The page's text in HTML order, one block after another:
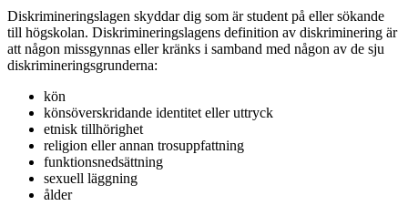
Diskrimineringslagen skyddar dig som är student på eller sökande
till högskolan. Diskrimineringslagens definition av diskriminering är
att någon missgynnas eller kränks i samband med någon av de sju
diskrimineringsgrunderna:
kön
könsöverskridande identitet eller uttryck
etnisk tillhörighet
religion eller annan trosuppfattning
funktionsnedsättning
sexuell läggning
ålder